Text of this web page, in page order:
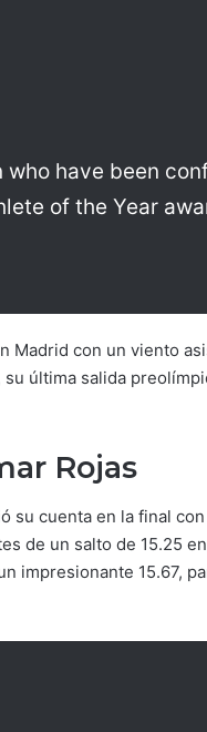
have been
of the Year
Madrid con un viento
última salida
Rojas
su cuenta en la final
de un salto de 15.25
impresionante 15.67,